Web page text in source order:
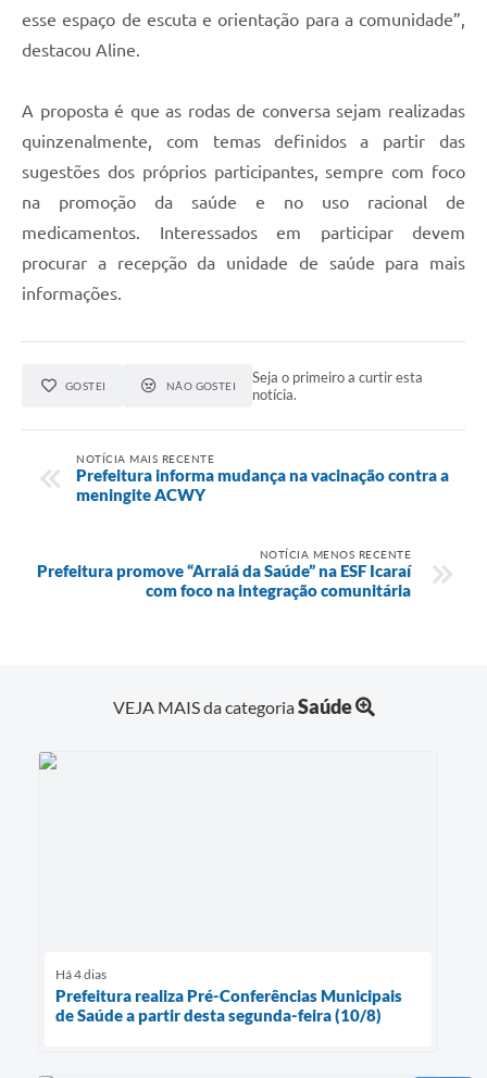
esse espaço de escuta e orientação para a comunidade”,
destacou Aline.
A proposta é que as rodas de conversa sejam realizadas
quinzenalmente, com temas definidos a partir das
sugestões dos próprios participantes, sempre com foco
na promoção da saúde e no uso racional de
medicamentos. Interessados em participar devem
procurar a recepção da unidade de saúde para mais
informações.
GOSTEI NÃO GOSTEI
Seja o primeiro a curtir esta
notícia.
NOTÍCIA MAIS RECENTE
Prefeitura informa mudança na vacinação contra a
meningite ACWY
NOTÍCIA MENOS RECENTE
Prefeitura promove “Arraiá da Saúde” na ESF Icaraí
com foco na integração comunitária
VEJA MAIS da categoriaSaúde
Há 4 dias
Prefeitura realiza Pré-Conferências Municipais
de Saúde a partir desta segunda-feira (10/8)